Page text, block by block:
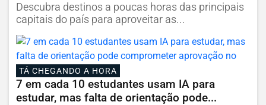
Descubra destinos a poucas horas das principais
capitais do país para aproveitar as...
TÁ CHEGANDO A HORA
7 em cada 10 estudantes usam IA para
estudar, mas falta de orientação pode...